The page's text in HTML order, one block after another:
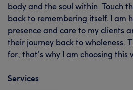
body and the soul within. Touch
back to remembering itself. I am
presence and care to my clients
their journey back to wholeness.
for, that's why I am choosing this
Services